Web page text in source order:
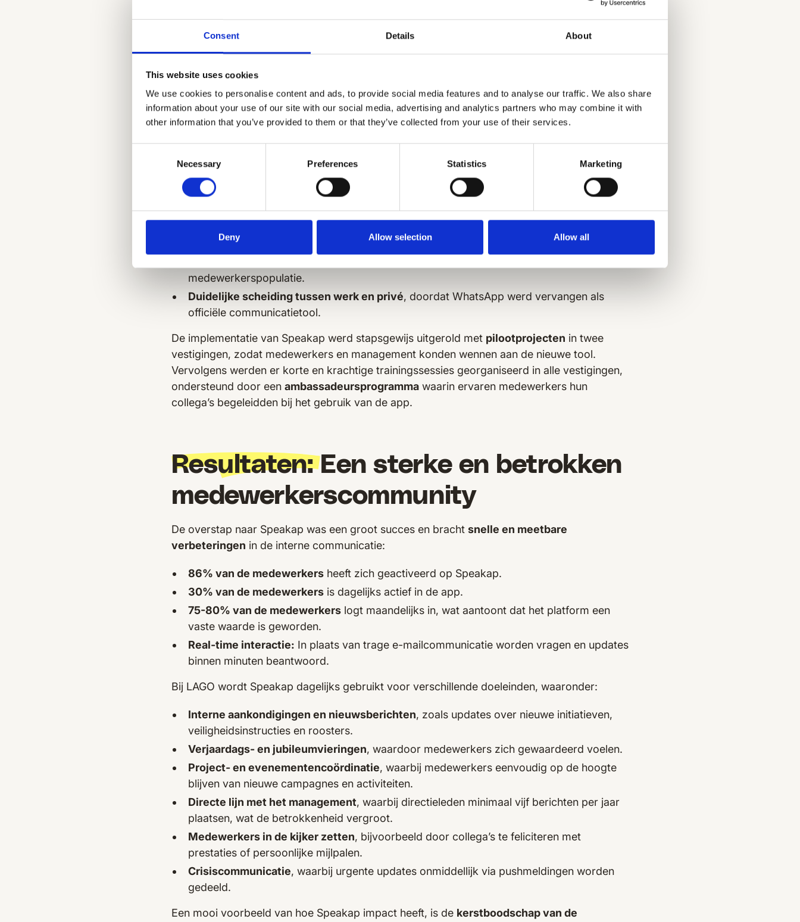
Consent Details About
This website uses cookies
We use cookies to personalise content and ads, to provide social media features and to analyse our traffic. We also share
information about your use of our site with our social media, advertising and analytics partners who may combine it with
other information that you’ve provided to them or that they’ve collected from your use of their services.
Necessary Preferences Statistics Marketing
Deny Allow selection Allow all
De oplossing:Speakap als
medewerkerapp
dat volledig werd aangepast aan hun merkidentiteit.
Waarom Speakap?
Eenvoudige toegang voor alle medewerkers
, zonder de noodzaak van een zakelijk e-
mailadres.
prikborden.
medewerkerspopulatie.
Duidelijke scheiding tussen werk en privé, doordat WhatsApp werd vervangen als
officiële communicatietool.
De implementatie van Speakap werd stapsgewijs uitgerold met pilootprojecten in twee
vestigingen, zodat medewerkers en management konden wennen aan de nieuwe tool.
Vervolgens werden er korte en krachtige trainingssessies georganiseerd in alle vestigingen,
ondersteund door een ambassadeursprogramma waarin ervaren medewerkers hun
collega’s begeleidden bij het gebruik van de app.
Resultaten: Een sterke en betrokken
medewerkerscommunity
De overstap naar Speakap was een groot succes en bracht snelle en meetbare
verbeteringen in de interne communicatie:
86% van de medewerkers heeft zich geactiveerd op Speakap.
30% van de medewerkers is dagelijks actief in de app.
75-80% van de medewerkers logt maandelijks in, wat aantoont dat het platform een
vaste waarde is geworden.
Real-time interactie: In plaats van trage e-mailcommunicatie worden vragen en updates
binnen minuten beantwoord.
Bij LAGO wordt Speakap dagelijks gebruikt voor verschillende doeleinden, waaronder:
Interne aankondigingen en nieuwsberichten, zoals updates over nieuwe initiatieven,
veiligheidsinstructies en roosters.
Verjaardags- en jubileumvieringen, waardoor medewerkers zich gewaardeerd voelen.
Project- en evenementencoördinatie, waarbij medewerkers eenvoudig op de hoogte
blijven van nieuwe campagnes en activiteiten.
Directe lijn met het management, waarbij directieleden minimaal vijf berichten per jaar
plaatsen, wat de betrokkenheid vergroot.
Medewerkers in de kijker zetten, bijvoorbeeld door collega’s te feliciteren met
prestaties of persoonlijke mijlpalen.
Crisiscommunicatie, waarbij urgente updates onmiddellijk via pushmeldingen worden
gedeeld.
Een mooi voorbeeld van hoe Speakap impact heeft, is de kerstboodschap van de